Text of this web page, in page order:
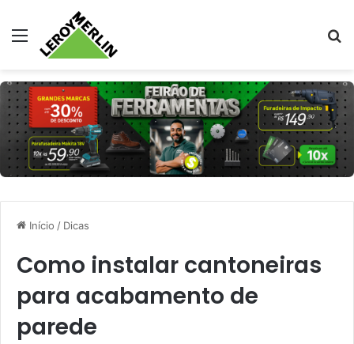
Menu
Início / Dicas
Como instalar cantoneiras
para acabamento de
parede